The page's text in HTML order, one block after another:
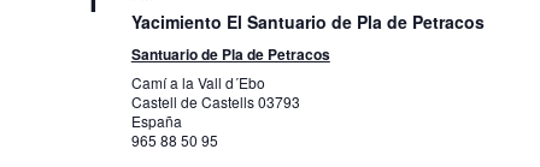
Yacimiento El Santuario de Pla de Petracos
Santuario de Pla de Petracos
Camí a la Vall d´Ebo
Castell de Castells03793
España
965 88 50 95